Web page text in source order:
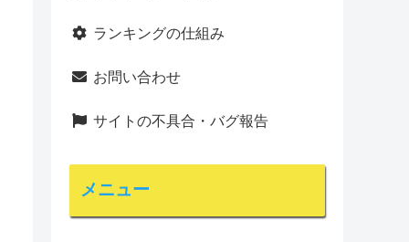
ランキングの仕組み
お問い合わせ
サイトの不具合・バグ報告
メニュー